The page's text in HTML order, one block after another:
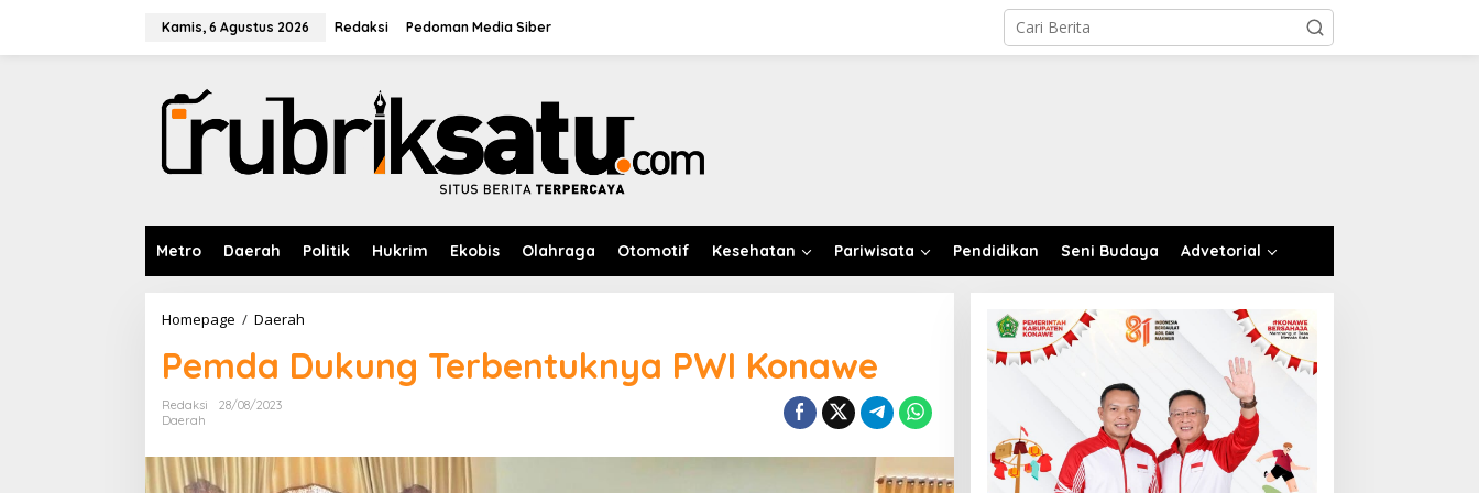
Kamis, 6 Agustus 2026 Redaksi Pedoman Media Siber
Metro Daerah Politik Hukrim Ekobis Olahraga Otomotif Kesehatan Pariwisata Pendidikan Seni Budaya Advetorial
Homepage / Daerah
m
d
k
Pemda Dukung Terbentuknya PWI Konawe
Redaksi
28/08/2023
Daerah